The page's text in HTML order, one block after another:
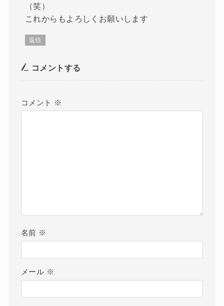
（笑）
これからもよろしくお願いします
返信
コメントする
コメント ※
名前 ※
メール ※